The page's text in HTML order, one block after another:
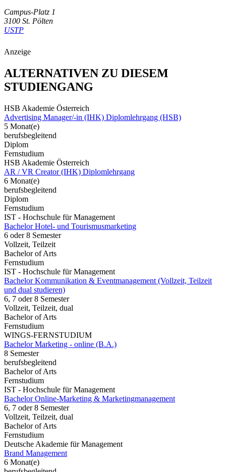
Campus-Platz 1
3100 St. Pölten
USTP
Anzeige
ALTERNATIVEN ZU DIESEM
STUDIENGANG
HSB Akademie Österreich
Advertising Manager/-in (IHK) Diplomlehrgang (HSB)
5 Monat(e)
berufsbegleitend
Diplom
Fernstudium
HSB Akademie Österreich
AR / VR Creator (IHK) Diplomlehrgang
6 Monat(e)
berufsbegleitend
Diplom
Fernstudium
IST - Hochschule für Management
Bachelor Hotel- und Tourismusmarketing
6 oder 8 Semester
Vollzeit, Teilzeit
Bachelor of Arts
Fernstudium
IST - Hochschule für Management
Bachelor Kommunikation & Eventmanagement (Vollzeit, Teilzeit
und dual studieren)
6, 7 oder 8 Semester
Vollzeit, Teilzeit, dual
Bachelor of Arts
Fernstudium
WINGS-FERNSTUDIUM
Bachelor Marketing - online (B.A.)
8 Semester
berufsbegleitend
Bachelor of Arts
Fernstudium
IST - Hochschule für Management
Bachelor Online-Marketing & Marketingmanagement
6, 7 oder 8 Semester
Vollzeit, Teilzeit, dual
Bachelor of Arts
Fernstudium
Deutsche Akademie für Management
Brand Management
6 Monat(e)